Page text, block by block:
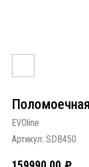
EVOline
Артикул: SDB450